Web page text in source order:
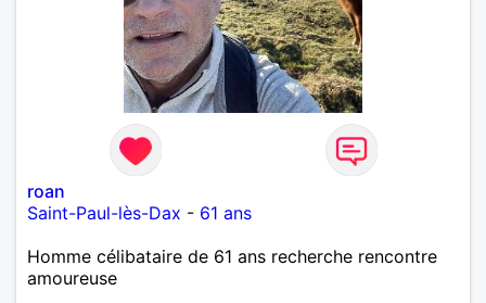
roan
Saint-Paul-lès-Dax - 61 ans
Homme célibataire de 61 ans recherche rencontre
amoureuse